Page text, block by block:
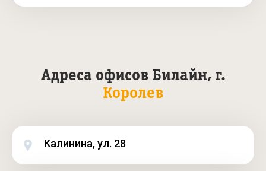
Адреса офисов Билайн, г.
Королев
Калинина, ул. 28